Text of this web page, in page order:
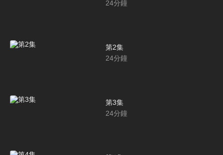
24分鐘
第2集
24分鐘
第3集
24分鐘